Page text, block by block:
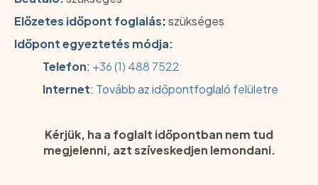
Előzetes időpont foglalás:szükséges
Időpont egyeztetés módja:
Telefon: +36 (1) 488 7522
Internet: Tovább az időpontfoglaló felületre
Kérjük, ha a foglalt időpontban nem tud
megjelenni, azt szíveskedjen lemondani.